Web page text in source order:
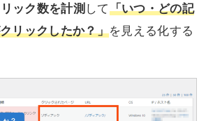
ック数を計測して 「いつ・どの記
リックしたか？」を見える化する